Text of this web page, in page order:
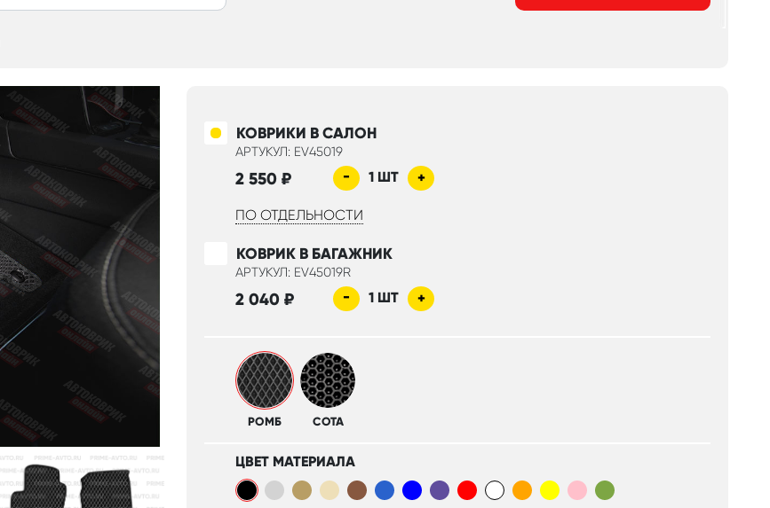
КОВРИКИ В САЛОН
АРТУКУЛ: EV45019
2 550 ₽ - 1 ШТ +
ПО ОТДЕЛЬНОСТИ
КОВРИК В БАГАЖНИК
АРТУКУЛ: EV45019R
2 040 ₽ - 1 ШТ +
РОМБ СОТА
ЦВЕТ МАТЕРИАЛА